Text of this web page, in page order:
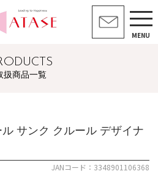
MENU
扱商品一覧
サンク クルール デザイナ
JANコード：3348901106368